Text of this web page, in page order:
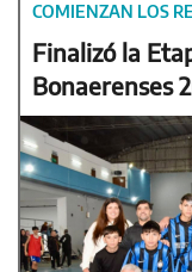
COMIENZAN LOS
Finalizó la
Bonaerenses